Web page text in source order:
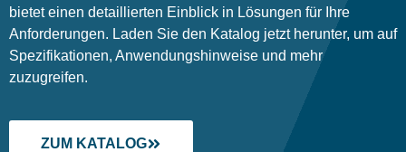
bietet einen detaillierten Einblick in Lösungen für Ihre
Anforderungen. Laden Sie den Katalog jetzt herunter, um auf
Spezifikationen, Anwendungshinweise und mehr
zuzugreifen.
ZUM KATALOG